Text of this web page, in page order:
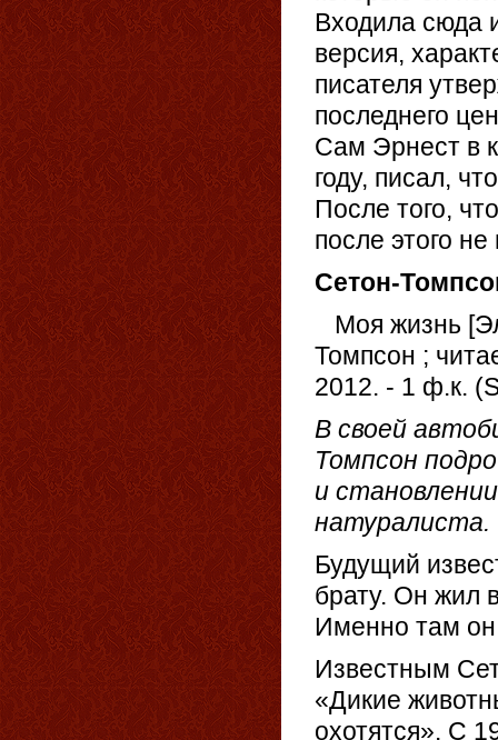
Входила сюда
версия,
писателя
последнего
Сам Эрнест в
году, писал,
После того,
после этого
Сетон-
Моя жизнь
Томпсон ;
2012. - 1 ф.к.
В своей
Томпсон
и
натуралиста.
Будущий
брату. Он жил
Именно там он
Известным
«Дикие
охотятся». С